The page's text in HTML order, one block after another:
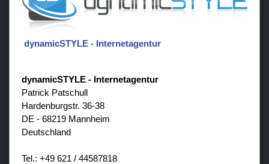
dynamicSTYLE - Internetagentur
dynamicSTYLE - Internetagentur
Patrick Patschull
Hardenburgstr. 36-38
DE - 68219 Mannheim
Deutschland
Tel.: +49 621 / 44587818